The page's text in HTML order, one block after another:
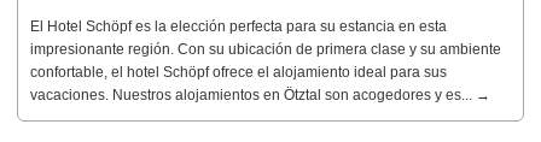
El Hotel Schöpf es la elección perfecta para su estancia en esta
impresionante región. Con su ubicación de primera clase y su ambiente
confortable, el hotel Schöpf ofrece el alojamiento ideal para sus
vacaciones. Nuestros alojamientos en Ötztal son acogedores y es... →